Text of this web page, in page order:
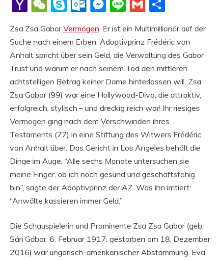
Yahoo
WeChat
SkypeOutlook.com
Messenger
LineGmail
Zsa Zsa GaborVermögen. Er ist ein Multimillionär auf der
Suche nach einem Erben. Adoptivprinz Frédéric von
Anhalt spricht über sein Geld, die Verwaltung des Gabor
Trust und warum er nach seinem Tod den mittleren
achtstelligen Betrag keiner Dame hinterlassen will. Zsa
Zsa Gabor (99) war eine Hollywood-Diva, die attraktiv,
erfolgreich, stylisch – und dreckig reich war! Ihr riesiges
Vermögen ging nach dem Verschwinden ihres
Testaments (77) in eine Stiftung des Witwers Frédéric
von Anhalt über. Das Gericht in Los Angeles behält die
Dinge im Auge. “Alle sechs Monate untersuchen sie
meine Finger, ob ich noch gesund und geschäftsfähig
bin”, sagte der Adoptivprinz der AZ. Was ihn irritiert:
“Anwälte kassieren immer Geld.”
Die Schauspielerin und Prominente Zsa Zsa Gabor (geb.
Sári Gábor; 6. Februar 1917; gestorben am 18. Dezember
2016) war ungarisch-amerikanischer Abstammung. Eva